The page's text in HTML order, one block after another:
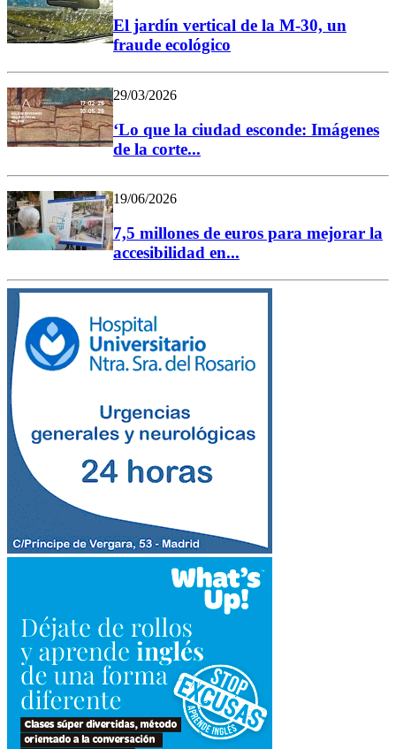
El jardín vertical de la M-30, un
fraude ecológico
29/03/2026
‘Lo que la ciudad esconde: Imágenes
de la corte...
19/06/2026
7,5 millones de euros para mejorar la
accesibilidad en...